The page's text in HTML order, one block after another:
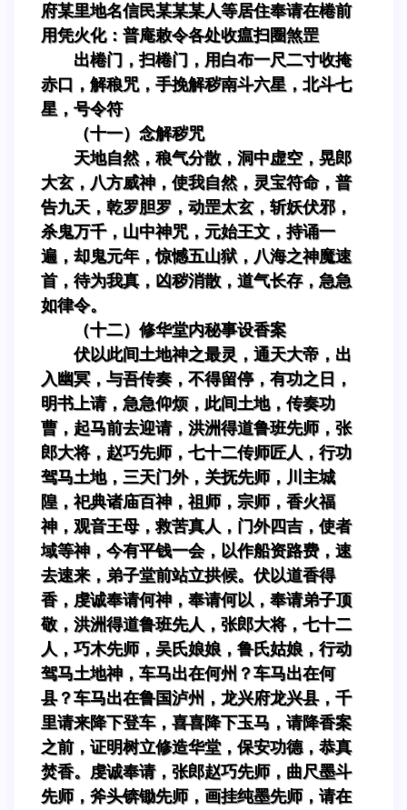
府某里地名信民某某某人等居住奉请在棬前
用凭火化：普庵敕令各处收瘟扫圈煞罡
出棬门，扫棬门，用白布一尺二寸收掩
赤口，解稂咒，手挽解秽南斗六星，北斗七
星，号令符
（十一）念解秽咒
天地自然，稂气分散，洞中虚空，晃郎
大玄，八方威神，使我自然，灵宝符命，普
告九天，乾罗胆罗，动罡太玄，斩妖伏邪，
杀鬼万千，山中神咒，元始王文，持诵一
遍，却鬼元年，惊憾五山狱，八海之神魔速
首，待为我真，凶秽消散，道气长存，急急
如律令。
（十二）修华堂内秘事设香案
伏以此间土地神之最灵，通天大帝，出
入幽冥，与吾传奏，不得留停，有功之日，
明书上请，急急仰烦，此间土地，传奏功
曹，起马前去迎请，洪洲得道鲁班先师，张
郎大将，赵巧先师，七十二传师匠人，行功
驾马土地，三天门外，关抚先师，川主城
隍，祀典诸庙百神，祖师，宗师，香火福
神，观音王母，救苦真人，门外四吉，使者
域等神，今有平钱一会，以作船资路费，速
去速来，弟子堂前站立拱候。伏以道香得
香，虔诚奉请何神，奉请何以，奉请弟子顶
敬，洪洲得道鲁班先人，张郎大将，七十二
人，巧木先师，吴氏娘娘，鲁氏姑娘，行动
驾马土地神，车马出在何州？车马出在何
县？车马出在鲁国泸州，龙兴府龙兴县，千
里请来降下登车，喜喜降下玉马，请降香案
之前，证明树立修造华堂，保安功德，恭真
焚香。虔诚奉请，张郎赵巧先师，曲尺墨斗
先师，斧头锛锄先师，画挂纯墨先师，请在